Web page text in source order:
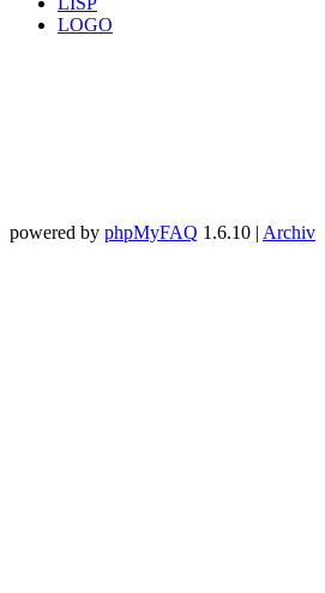
LOGO
powered by phpMyFAQ 1.6.10 | Archiv